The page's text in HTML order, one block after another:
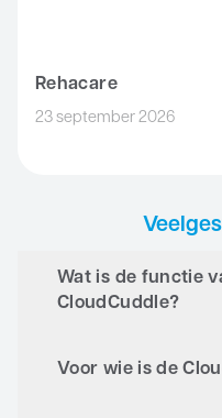
Rehacare
23 september 2026
Wat is de functie
CloudCuddle?
Voor wie is de